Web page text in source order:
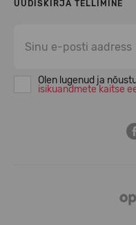
UUDISKIRJA TELLIMINE
Olen lugenud ja
isikuandmete kaitse